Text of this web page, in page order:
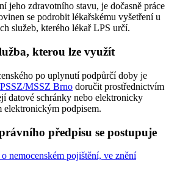
jeho zdravotního stavu, je dočasně práce
se podrobit lékařskému vyšetření u
služeb, kterého lékař LPS určí.
kterou lze využít
po uplynutí podpůrčí doby je
MSSZ Brno doručit prostřednictvím
datové schránky nebo elektronicky
elektronickým podpisem.
předpisu se postupuje
nemocenském pojištění, ve znění